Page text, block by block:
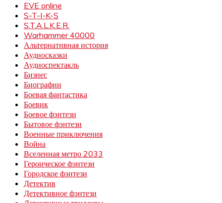
EVE online
S-T-I-K-S
S.T.A.L.K.E.R.
Warhammer 40000
Альтернативная история
Аудиосказки
Аудиоспектакль
Бизнес
Биографии
Боевая фантастика
Боевик
Боевое фэнтези
Бытовое фэнтези
Военные приключения
Война
Вселенная метро 2033
Героическое фэнтези
Городское фэнтези
Детектив
Детективное фэнтези